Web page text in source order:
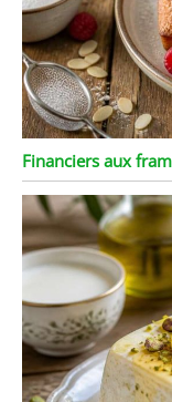
Financiers aux